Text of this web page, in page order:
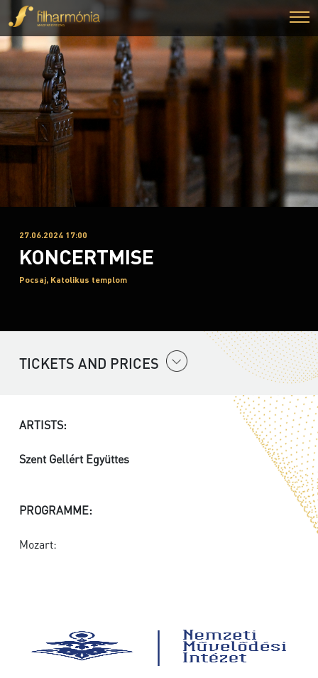
27.06.2024 17:00
KONCERTMISE
Pocsaj, Katolikus templom
TICKETS AND PRICES
ARTISTS:
Szent Gellért Együttes
PROGRAMME:
Mozart: